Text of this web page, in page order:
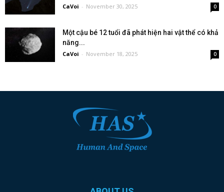
CaVoi - November 30, 2025 0
Một cậu bé 12 tuổi đã phát hiện hai vật thể có khả
năng...
CaVoi - November 18, 2025 0